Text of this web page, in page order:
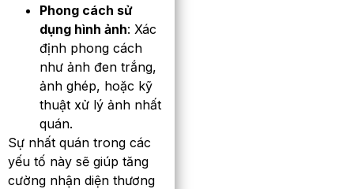
Phong cách sử
dụng hình ảnh: Xác
định phong cách
như ảnh đen trắng,
ảnh ghép, hoặc kỹ
thuật xử lý ảnh nhất
quán.
Sự nhất quán trong các
yếu tố này sẽ giúp tăng
cường nhận diện thương